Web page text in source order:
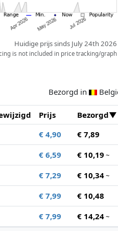
Huidige prijs sinds July 24th 2026
is not included in price tracking/graph
Bezorgd in
Prijs
Bezorgd
€ 4,90
€ 7,89
€ 6,59 € 10,19 ~
€ 7,29 € 10,34~
€ 7,99
€ 10,48
€ 7,99 € 14,24~